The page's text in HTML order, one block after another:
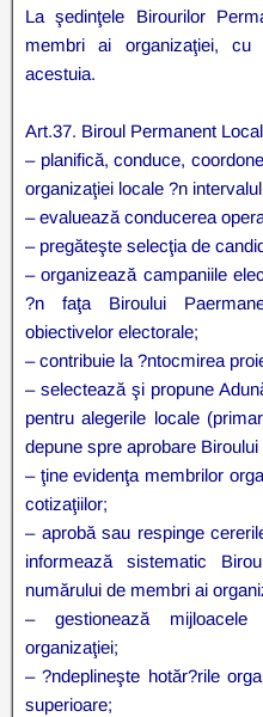
La şedinţele Birourilor
membri ai organizaţiei, cu
acestuia.
Art.37. Biroul Permanent
– planifică, conduce,
organizaţiei locale ?n
– evaluează conducerea
– pregăteşte selecţia de
– organizează campaniile
?n faţa Biroului
obiectivelor electorale;
– contribuie la ?ntocmirea
– selectează şi propune
pentru alegerile locale
depune spre aprobare
– ţine evidenţa membrilor
cotizaţiilor;
– aprobă sau respinge
informează sistematic
numărului de membri ai
– gestionează
organizaţiei;
– ?ndeplineşte hotăr?rile
superioare;